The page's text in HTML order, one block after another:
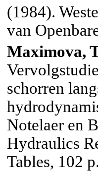
(1984).
van
Maximova,
schorren
Notelaer en
Hydraulics
Tables, 102